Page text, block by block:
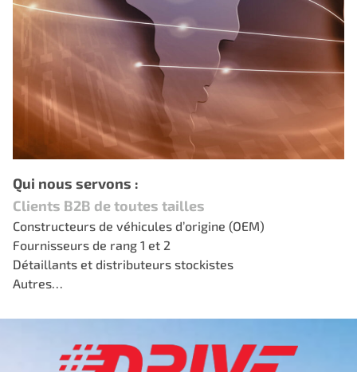
Qui nous servons :
Clients B2B de toutes tailles
Constructeurs de véhicules d’origine (OEM)
Fournisseurs de rang 1 et 2
Détaillants et distributeurs stockistes
Autres…